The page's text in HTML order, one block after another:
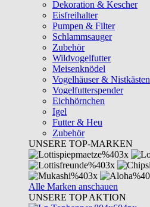
Dekoration & Kescher
Eisfreihalter
Pumpen & Filter
Schlammsauger
Zubehör
Wildvogelfutter
Meisenknödel
Vogelhäuser & Nistkästen
Vogelfutterspender
Eichhörnchen
Igel
Futter & Heu
Zubehör
UNSERE TOP-MARKEN
Alle Marken anschauen
UNSERE TOP AKTION